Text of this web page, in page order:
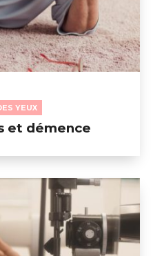
YEUX
et démence